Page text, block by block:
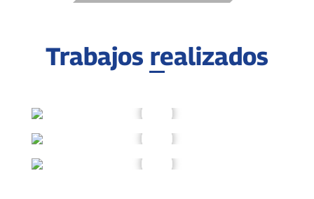
Trabajos realizados